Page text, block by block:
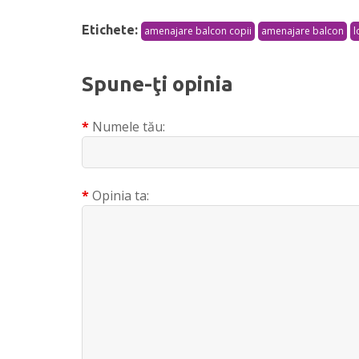
Etichete: amenajare balcon copii amenajare balcon
Spune-ţi opinia
Numele tău:
Opinia ta: